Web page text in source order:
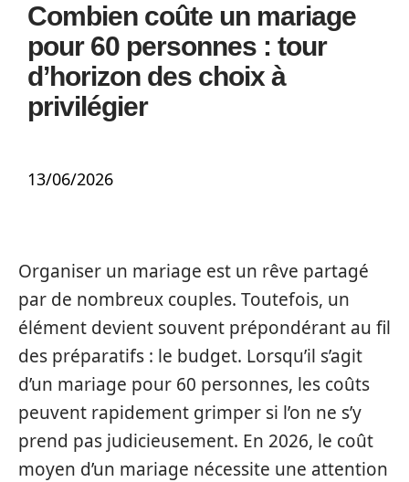
Combien coûte un mariage
pour 60 personnes : tour
d’horizon des choix à
privilégier
13/06/2026
Organiser un mariage est un rêve partagé
par de nombreux couples. Toutefois, un
élément devient souvent prépondérant au fil
des préparatifs : le budget. Lorsqu’il s’agit
d’un mariage pour 60 personnes, les coûts
peuvent rapidement grimper si l’on ne s’y
prend pas judicieusement. En 2026, le coût
moyen d’un mariage nécessite une attention